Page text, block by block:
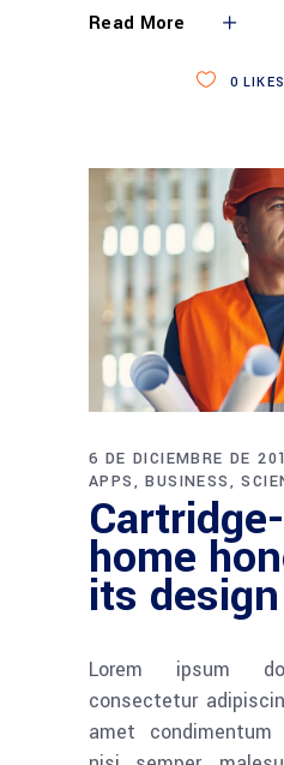
Read More
0 LIKES
6 DE DICIEMBRE DE
APPS
BUSINESS
home
its
Lorem ipsum
consectetur
amet